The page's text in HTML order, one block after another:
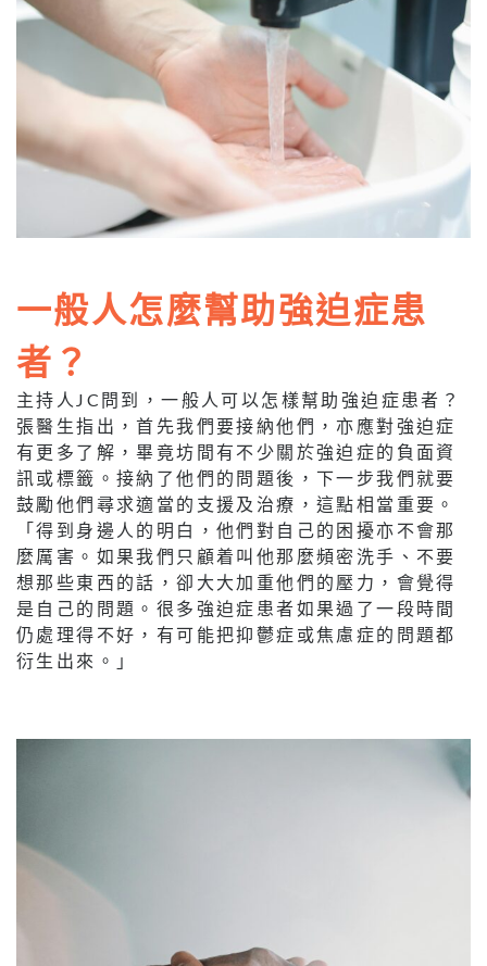
一般人怎麼幫助強迫症患
者？
主持人JC問到，一般人可以怎樣幫助強迫症患者？
張醫生指出，首先我們要接納他們，亦應對強迫症
有更多了解，畢竟坊間有不少關於強迫症的負面資
訊或標籤。接納了他們的問題後，下一步我們就要
鼓勵他們尋求適當的支援及治療，這點相當重要。
「得到身邊人的明白，他們對自己的困擾亦不會那
麼厲害。如果我們只顧着叫他那麼頻密洗手、不要
想那些東西的話，卻大大加重他們的壓力，會覺得
是自己的問題。很多強迫症患者如果過了一段時間
仍處理得不好，有可能把抑鬱症或焦慮症的問題都
衍生出來。」